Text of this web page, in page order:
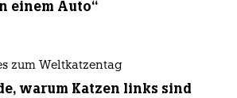
einem Auto“
zum Weltkatzentag
warum Katzen links sind